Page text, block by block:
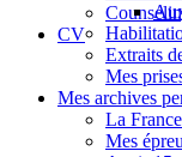
CV
Extraits
Mes
Mes archives
La
Mes